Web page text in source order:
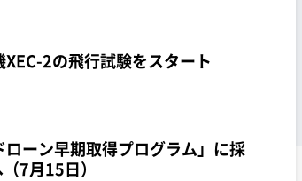
2の飛行試験をスタート
ーン早期取得プログラム」に採
7月15日）